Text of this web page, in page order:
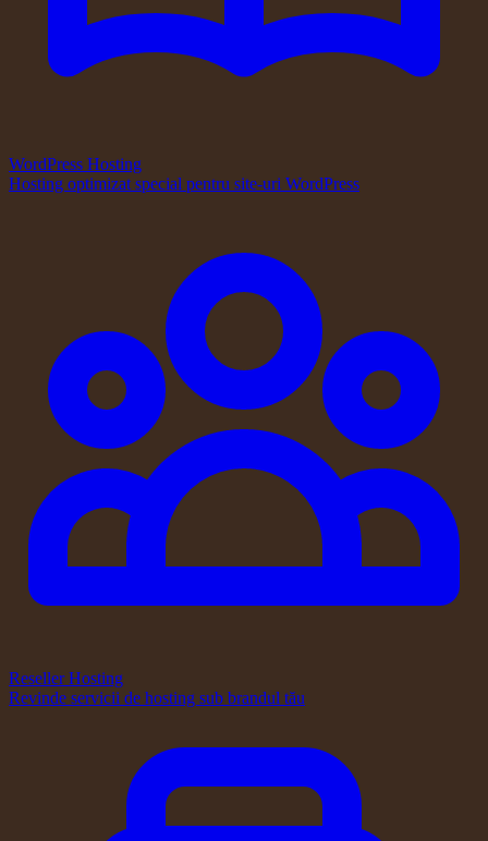
WordPress Hosting
Hosting optimizat special pentru site-uri WordPress
Reseller Hosting
Revinde servicii de hosting sub brandul tău